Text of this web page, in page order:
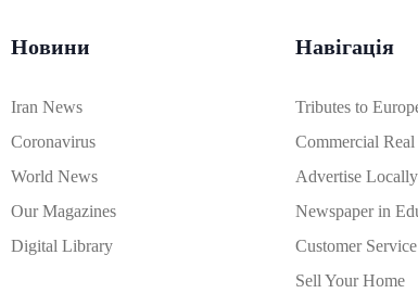
Новини
Iran News
Coronavirus
World News
Our Magazines
Digital Library
Навігація
Tributes to
Commercial Real
Advertise Locally
Newspaper in
Customer Service
Sell Your Home